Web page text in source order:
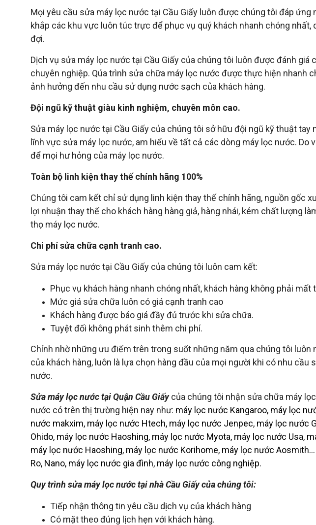
Mọi yêu cầu sửa máy lọc nước tại Cầu Giấy luôn được chúng tôi đáp
khắp các khu vực luôn túc trực để phục vụ quý khách nhanh chóng
đợi.
Dịch vụ sửa máy lọc nước tại Cầu Giấy của chúng tôi luôn được đánh giá
chuyên nghiệp. Qúa trình sửa chữa máy lọc nước được thực hiện nhanh
ảnh hưởng đến nhu cầu sử dụng nước sạch của khách hàng.
Đội ngũ kỹ thuật giàu kinh nghiệm, chuyên môn cao.
Sửa máy lọc nước tại Cầu Giấy của chúng tôi sở hữu đội ngũ kỹ thuật tay
lĩnh vực sửa máy lọc nước, am hiểu về tất cả các dòng máy lọc nước. Do
để mọi hư hỏng của máy lọc nước.
Toàn bộ linh kiện thay thế chính hãng 100%
Chúng tôi cam kết chỉ sử dụng linh kiện thay thế chính hãng, nguồn gốc
lợi nhuận thay thế cho khách hàng hàng giả, hàng nhái, kém chất lượng
thọ máy lọc nước.
Chi phí sửa chữa cạnh tranh cao.
Sửa máy lọc nước tại Cầu Giấy của chúng tôi luôn cam kết:
Phục vụ khách hàng nhanh chóng nhất, khách hàng không phải mất
Mức giá sửa chữa luôn có giá cạnh tranh cao
Khách hàng được báo giá đầy đủ trước khi sửa chữa.
Tuyệt đối không phát sinh thêm chi phí.
Chính nhờ những ưu điểm trên trong suốt những năm qua chúng tôi luôn
của khách hàng, luôn là lựa chọn hàng đầu của mọi người khi có nhu cầu
nước.
Sửa máy lọc nước tại Quận Cầu Giấy của chúng tôi nhận sửa chữa máy
nước có trên thị trường hiện nay như: máy lọc nước Kangaroo, máy lọc
nước makxim, máy lọc nước Htech, máy lọc nước Jenpec, máy lọc nước
Ohido, máy lọc nước Haoshing, máy lọc nước Myota, máy lọc nước Usa,
máy lọc nước Haoshing, máy lọc nước Korihome, máy lọc nước
Ro, Nano, máy lọc nước gia đình, máy lọc nước công nghiệp.
Quy trình sửa máy lọc nước tại nhà Cầu Giấy của chúng tôi:
Tiếp nhận thông tin yêu cầu dịch vụ của khách hàng
Có mặt theo đúng lịch hẹn với khách hàng.